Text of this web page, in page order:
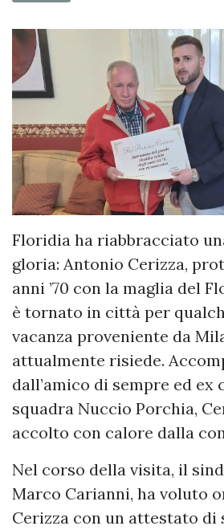
Floridia ha riabbracciato
gloria: Antonio Cerizza,
anni ’70 con la maglia del
è tornato in città per
vacanza proveniente da
attualmente risiede.
dall’amico di sempre ed ex
squadra Nuccio Porchia,
accolto con calore dalla
Nel corso della visita, il
Marco Carianni, ha voluto
Cerizza con un attestato di